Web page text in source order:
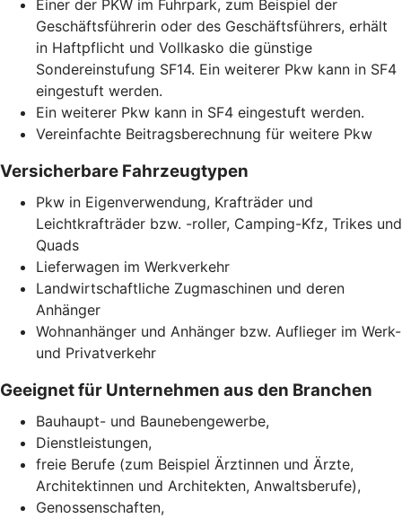
Einer der PKW im Fuhrpark, zum Beispiel der
Geschäftsführerin oder des Geschäftsführers, erhält
in Haftpflicht und Vollkasko die günstige
Sondereinstufung SF14. Ein weiterer Pkw kann in SF4
eingestuft werden.
Ein weiterer Pkw kann in SF4 eingestuft werden.
Vereinfachte Beitragsberechnung für weitere Pkw
Versicherbare Fahrzeugtypen
Pkw in Eigenverwendung, Krafträder und
Leichtkrafträder bzw. -roller, Camping-Kfz, Trikes und
Quads
Lieferwagen im Werkverkehr
Landwirtschaftliche Zugmaschinen und deren
Anhänger
Wohnanhänger und Anhänger bzw. Auflieger im Werk-
und Privatverkehr
Geeignet für Unternehmen aus den Branchen
Bauhaupt- und Baunebengewerbe,
Dienstleistungen,
freie Berufe (zum Beispiel Ärztinnen und Ärzte,
Architektinnen und Architekten, Anwaltsberufe),
Genossenschaften,